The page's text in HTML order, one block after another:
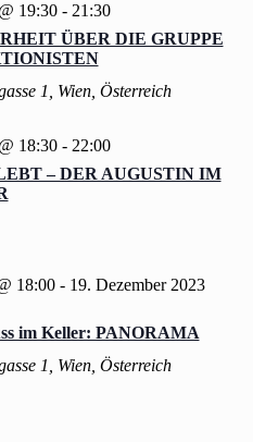
ÜBER DIE GRUPPE
19:30- 21:30
1, Wien, Österreich
– DER AUGUSTIN IM
18:30- 22:00
im Keller: PANORAMA
18:00- 19. Dezember 2023
1, Wien, Österreich